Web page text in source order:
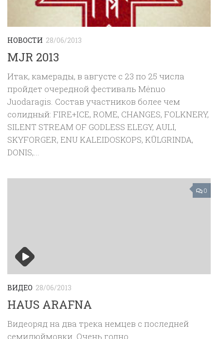
НОВОСТИ 28/06/2013
MJR 2013
Итак, камерады, в августе с 23 по 25 числа
пройдет очередной фестиваль Mėnuo
Juodaragis. Состав участников более чем
солидный: FIRE+ICE, ROME, CHANGES, FOLKNERY,
SILENT STREAM OF GODLESS ELEGY, AULI,
SKYFORGER, ENU KALEIDOSKOPS, KŪLGRINDA,
DONIS,...
0
ВИДЕО 28/06/2013
HAUS ARAFNA
Видеоряд на два трека немцев с последней
семидюймовки. Очень годно.